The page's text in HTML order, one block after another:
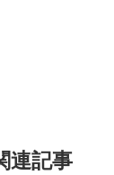
連記事